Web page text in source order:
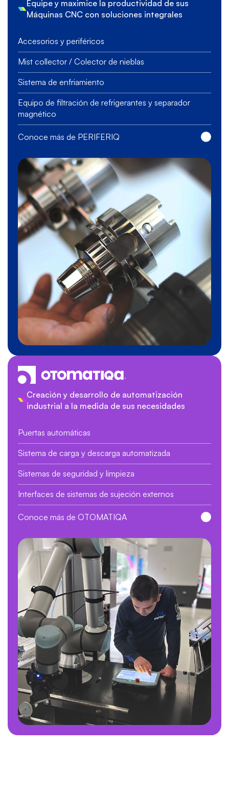
Equipe y maximice la productividad de sus
Máquinas CNC con soluciones integrales
Accesorios y periféricos
Mist collector / Colector de nieblas
Sistema de enfriamiento
Equipo de filtración de refrigerantes y separador
magnético
Conoce más de PERIFERIQ
Creación y desarrollo de automatización
industrial a la medida de sus necesidades
Puertas automáticas
Sistema de carga y descarga automatizada
Sistemas de seguridad y limpieza
Interfaces de sistemas de sujeción externos
Conoce más de OTOMATIQA